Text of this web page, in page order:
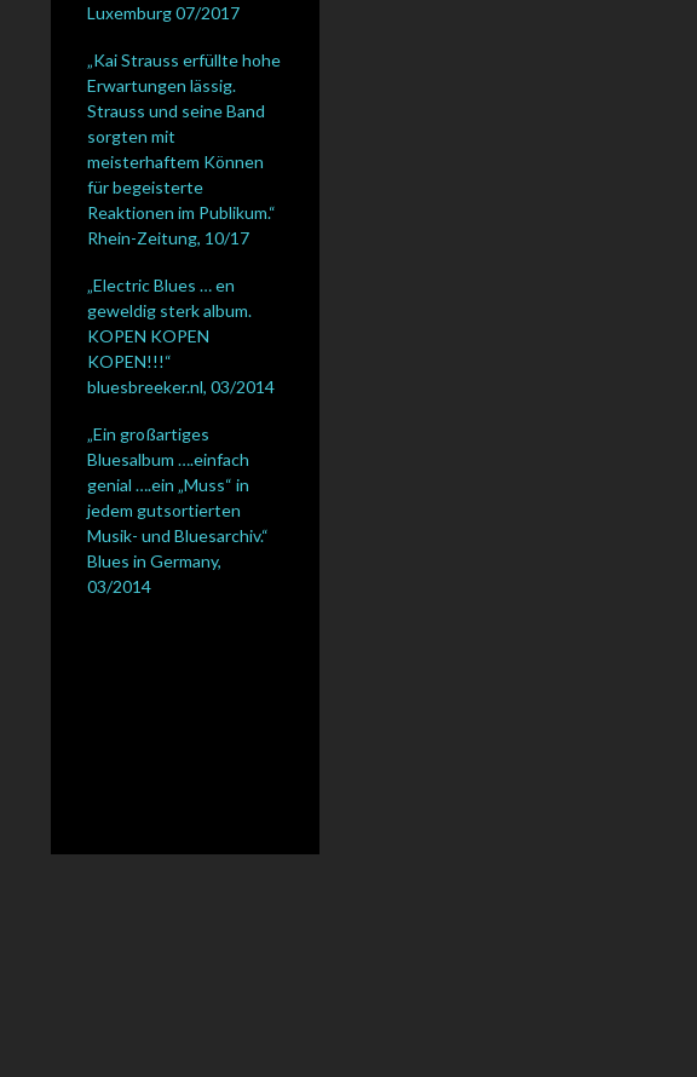
Luxemburg 07/2017
„Kai Strauss erfüllte hohe
Erwartungen lässig.
Strauss und seine Band
sorgten mit
meisterhaftem Können
für begeisterte
Reaktionen im Publikum.“
Rhein-Zeitung, 10/17
„Electric Blues … en
geweldig sterk album.
KOPEN KOPEN
KOPEN!!!“
bluesbreeker.nl, 03/2014
„Ein großartiges
Bluesalbum ….einfach
genial ….ein „Muss“ in
jedem gutsortierten
Musik- und Bluesarchiv.“
Blues in Germany,
03/2014